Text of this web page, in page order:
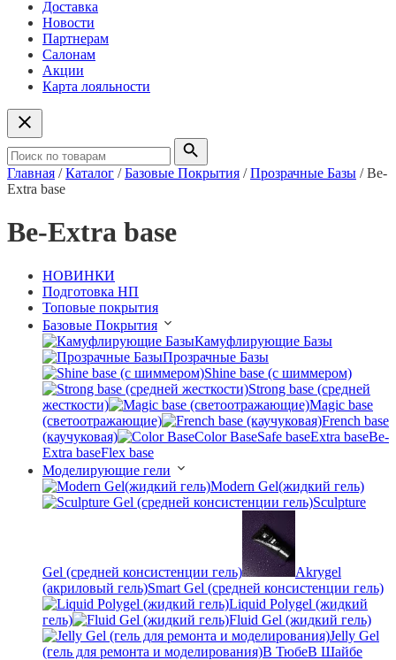
Доставка
Новости
Партнерам
Салонам
Акции
Карта лояльности
Главная / Каталог / Базовые Покрытия / Прозрачные Базы / Be-
Extra base
Be-Extra base
НОВИНКИ
Подготовка НП
Топовые покрытия
Базовые Покрытия
Камуфлирующие Базы
Прозрачные Базы
Shine base (с шиммером)
Strong base (средней
жесткости)
Magic base
(светоотражающие)
French base
(каучуковая)
Color BaseSafe baseExtra baseBe-
Extra baseFlex base
Моделирующие гели
Modern Gel(жидкий гель)
Sculpture
Gel (средней консистенции гель)
Akrygel
(акриловый гель)Smart Gel (средней консистенции гель)
Liquid Polygel (жидкий
гель)
Fluid Gel (жидкий гель)
Jelly Gel
(гель для ремонта и моделирования)В ТюбеВ Шайбе